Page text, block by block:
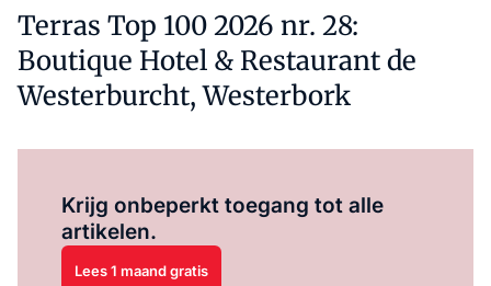
Terras Top 100 2026 nr. 28:
Boutique Hotel & Restaurant de
Westerburcht, Westerbork
Krijg onbeperkt toegang tot alle
artikelen.
Lees 1 maand gratis